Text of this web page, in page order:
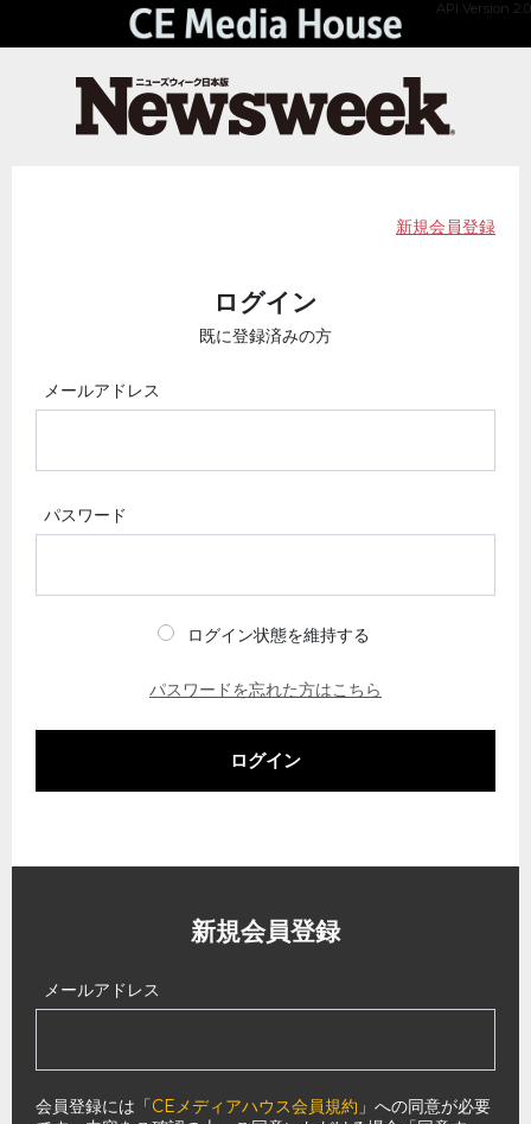
API Version 2.0
新規会員登録
ログイン
既に登録済みの方
メールアドレス
パスワード
ログイン状態を維持する
パスワードを忘れた方はこちら
ログイン
新規会員登録
メールアドレス
会員登録には「CEメディアハウス会員規約 」への同意が必要